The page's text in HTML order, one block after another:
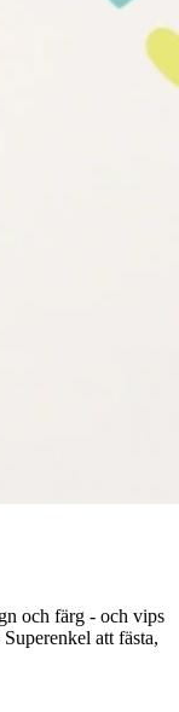
och färg - och vips
att fästa,